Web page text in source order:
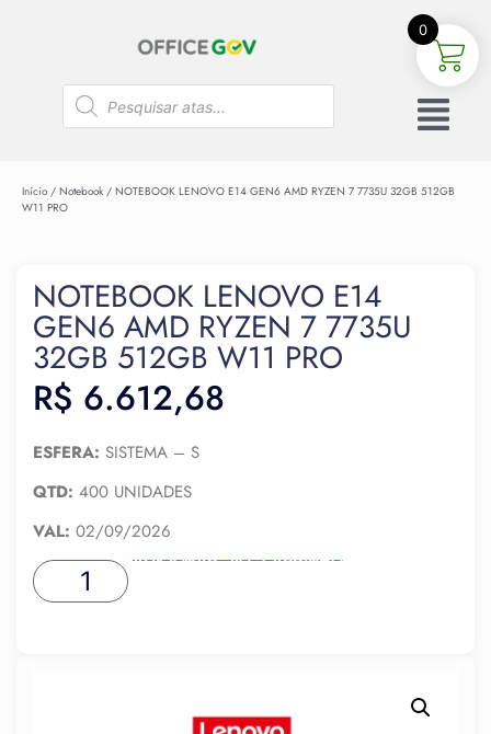
Início / Notebook / NOTEBOOK LENOVO E14 GEN6 AMD RYZEN 7 7735U 32GB 512GB
W11 PRO
NOTEBOOK LENOVO E14
GEN6 AMD RYZEN 7 7735U
32GB 512GB W11 PRO
R$ 6.612,68
ESFERA: SISTEMA – S
QTD: 400 UNIDADES
VAL: 02/09/2026
ADICIONAR AO CARRINHO
0